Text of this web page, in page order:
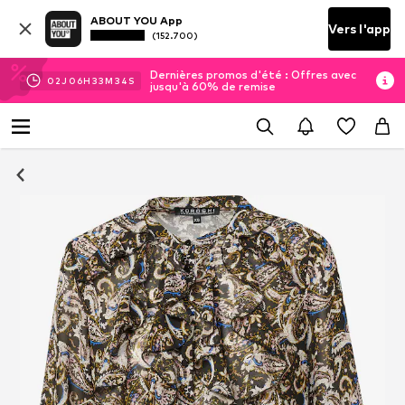
ABOUT YOU App
(152.700) Vers l'app
02J 06H 33M 33 S
Dernières promos d'été : Offres avec
jusqu'à 60% de remise